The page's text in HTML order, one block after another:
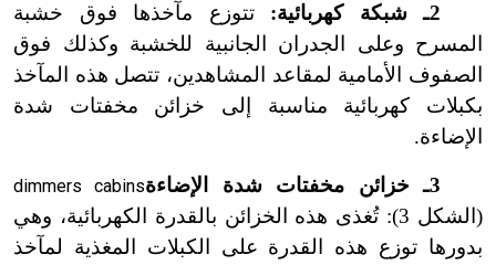
2ـ شبكة كهربائية:
تتوزع مآخذها فوق خشبة
المسرح وعلى الجدران الجانبية للخشبة وكذلك فوق
الصفوف الأمامية لمقاعد المشاهدين، تتصل هذه المآخذ
بكبلات كهربائية مناسبة إلى خزائن مخفتات شدة
الإضاءة.
3ـ خزائن مخفتات شدة الإضاءة dimmers cabins
(الشكل 3): تُغذى هذه الخزائن بالقدرة الكهربائية، وهي
بدورها توزع هذه القدرة على الكبلات المغذية لمآخذ